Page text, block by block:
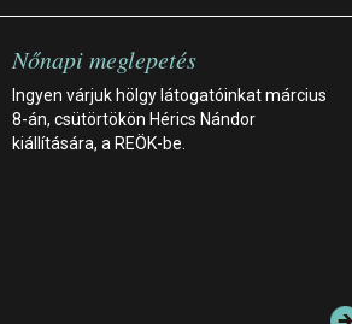
Nőnapi meglepetés
Ingyen várjuk hölgy látogatóinkat március
8-án, csütörtökön Hérics Nándor
kiállítására, a REÖK-be.